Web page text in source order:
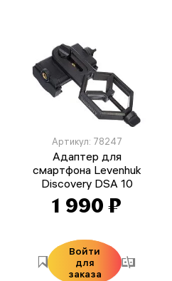
Артикул: 78247
Адаптер для
смартфона Levenhuk
Discovery DSA 10
1 990 ₽
Войти
для
заказа